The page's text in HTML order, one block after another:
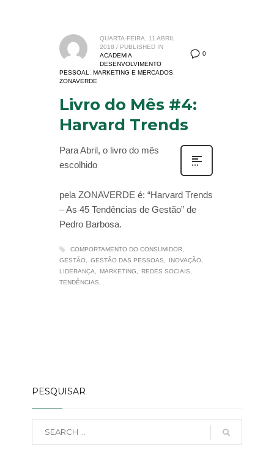
0
QUARTA-FEIRA, 11 ABRIL
2018 / PUBLISHED IN
ACADEMIA
DESENVOLVIMENTO
PESSOAL
,MARKETING E MERCADOS
ZONAVERDE
Livro do Mês #4:
Harvard Trends
Para Abril, o livro do mês
escolhido
pela ZONAVERDE é: “Harvard Trends
– As 45 Tendências de Gestão” de
Pedro Barbosa.
COMPORTAMENTO DO CONSUMIDOR
GESTÃO
GESTÃO DAS PESSOAS
INOVAÇÃO
LIDERANÇA
MARKETING
REDES SOCIAIS
TENDÊNCIAS
PESQUISAR